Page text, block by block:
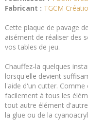
Fabricant : TGCM
Cette plaque de pavage
aisément de réaliser des
vos tables de jeu.
Chauffez-la quelques
lorsqu'elle devient
l'aide d'un cutter. Comme
facilement à tous les
tout autre élément
la glue ou de la